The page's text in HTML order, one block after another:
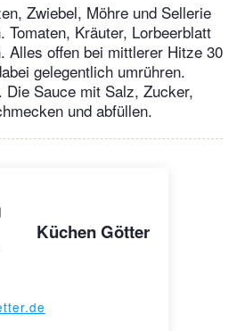
Zwiebel, Möhre und Sellerie
Tomaten, Kräuter, Lorbeerblatt
Alles offen bei mittlerer Hitze 30
gelegentlich umrühren.
Die Sauce mit Salz, Zucker,
und abfüllen.
Küchen Götter